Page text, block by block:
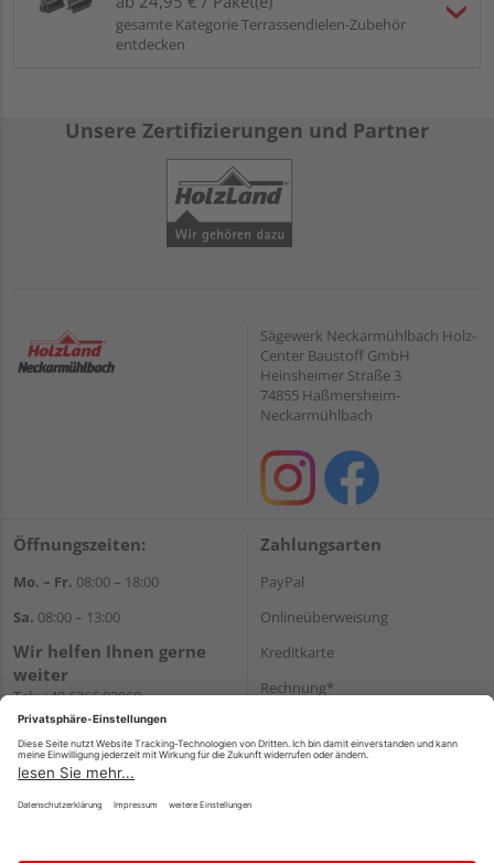
gesamte Kategorie Terrassendielen-Zubehör
entdecken
Unsere Zertifizierungen und Partner
Sägewerk Neckarmühlbach Holz-
Center Baustoff GmbH
Heinsheimer Straße 3
74855 Haßmersheim-
Neckarmühlbach
Öffnungszeiten:
Mo. – Fr. 08:00 – 18:00
Sa. 08:00 – 13:00
Wir helfen Ihnen gerne
weiter
Tel.:+49 6266 92060
E-Mail:shop@holzcenter-shop.de
Zahlungsarten
PayPal
Onlineüberweisung
Kreditkarte
Rechnung*
Versand
Impressum AGB Widerruf Datenschutz